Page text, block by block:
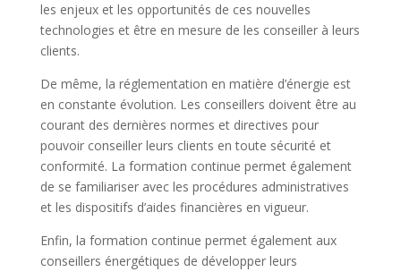
les enjeux et les opportunités de ces nouvelles
technologies et être en mesure de les conseiller à leurs
clients.
De même, la réglementation en matière d’énergie est
en constante évolution. Les conseillers doivent être au
courant des dernières normes et directives pour
pouvoir conseiller leurs clients en toute sécurité et
conformité. La formation continue permet également
de se familiariser avec les procédures administratives
et les dispositifs d’aides financières en vigueur.
Enfin, la formation continue permet également aux
conseillers énergétiques de développer leurs